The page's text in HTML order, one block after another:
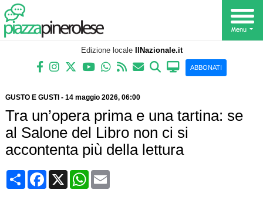
Edizione locale IlNazionale.it
ABBONATI
GUSTO E GUSTI - 14 maggio 2026, 06:00
Tra un’opera prima e una tartina: se
al Salone del Libro non ci si
accontenta più della lettura
CondividiFacebook
X WhatsApp
Email